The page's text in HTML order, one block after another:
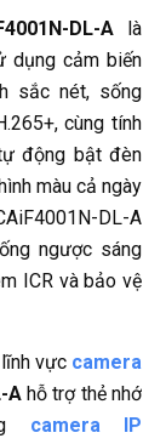
DL-A là
dụng cảm biến
sắc nét, sống
cùng tính
động bật đèn
màu cả ngày
DL-A
ngược sáng
ICR và bảo vệ
vực camera
A hỗ trợ thẻ nhớ
camera IP